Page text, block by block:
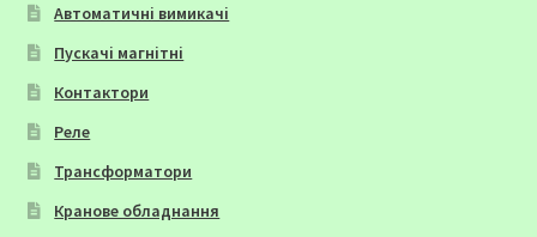
Автоматичні вимикачі
Пускачі магнітні
Контактори
Реле
Трансформатори
Кранове обладнання